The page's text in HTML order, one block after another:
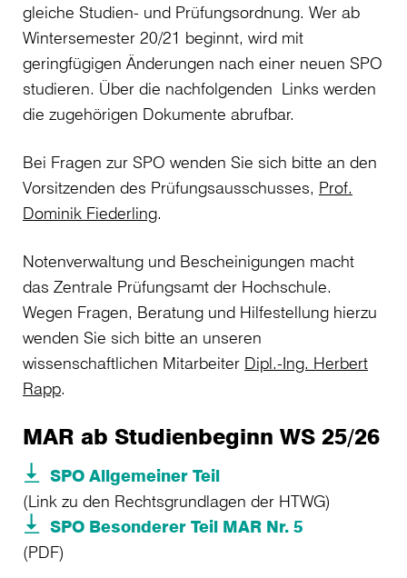
gleiche Studien- und Prüfungsordnung. Wer ab
Wintersemester 20/21 beginnt, wird mit
geringfügigen Änderungen nach einer neuen SPO
studieren. Über die nachfolgenden Links werden
die zugehörigen Dokumente abrufbar.
Bei Fragen zur SPO wenden Sie sich bitte an den
Vorsitzenden des Prüfungsausschusses, Prof.
Dominik Fiederling.
Notenverwaltung und Bescheinigungen macht
das Zentrale Prüfungsamt der Hochschule.
Wegen Fragen, Beratung und Hilfestellung hierzu
wenden Sie sich bitte an unseren
wissenschaftlichen Mitarbeiter Dipl.-Ing. Herbert
Rapp.
MAR ab Studienbeginn WS 25/26
SPO Allgemeiner Teil
(Link zu den Rechtsgrundlagen der HTWG)
SPO Besonderer Teil MAR Nr. 5
(PDF)